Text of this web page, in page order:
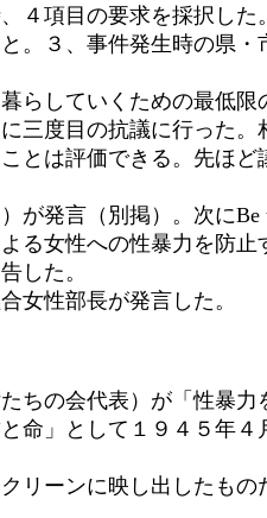
項目の要求を採択し
３、事件発生時の県
していくための最低
三度目の抗議に行った
とは評価できる。先ほ
発言（別掲）。次にBe
る女性への性暴力を防
した。
女性部長が発言した。
の会代表）が「性暴力
」として１９４５年
ーンに映し出したも